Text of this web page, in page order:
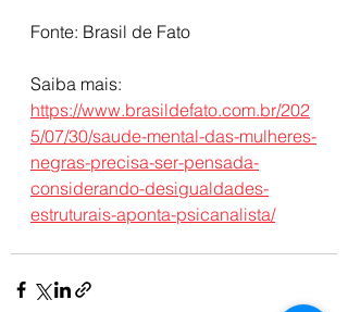
Fonte: Brasil de Fato
Saiba mais:
https://www.brasildefato.com.br/202
5/07/30/saude-mental-das-mulheres-
negras-precisa-ser-pensada-
considerando-desigualdades-
estruturais-aponta-psicanalista/